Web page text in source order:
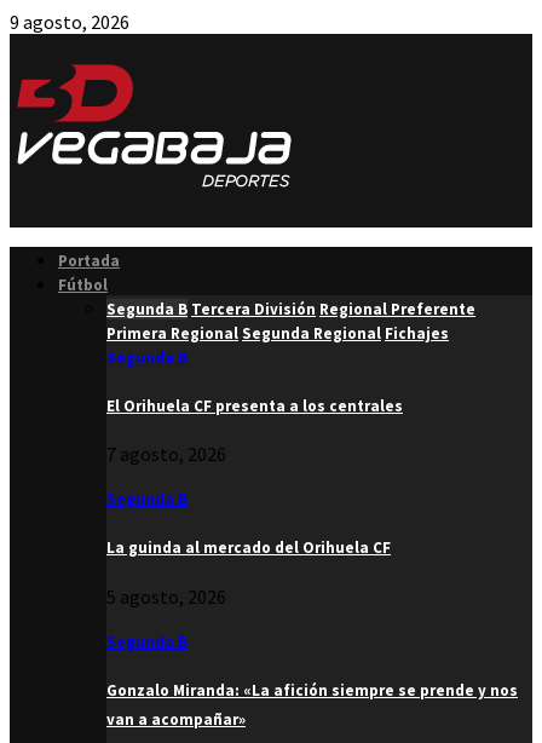
9 agosto, 2026
Portada
Fútbol
Segunda B Tercera División Regional Preferente
Primera RegionalSegunda Regional Fichajes
Segunda B
El Orihuela CF presenta a los centrales
7 agosto, 2026
Segunda B
La guinda al mercado del Orihuela CF
5 agosto, 2026
Segunda B
Gonzalo Miranda: «La afición siempre se prende y nos
van a acompañar»